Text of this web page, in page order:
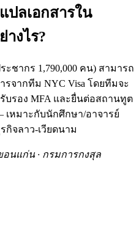
ปลเอกสารใน
งไร?
ชากร 1,790,000 คน) สามารถ
รจากทีม NYC Visa โดยทีมจะ
บรอง MFA และยื่นต่อสถานทูต
เหมาะกับนักศึกษา/อาจารย์
กิจลาว-เวียดนาม
นแก่น · กรมการกงสุล